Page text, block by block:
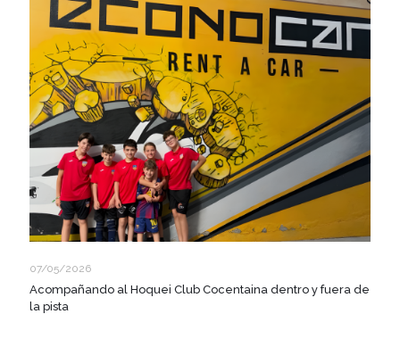
07/05/2026
Acompañando al Hoquei Club Cocentaina dentro y fuera de
la pista